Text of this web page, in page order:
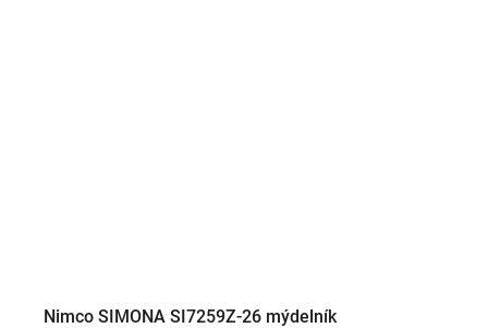
Nimco SIMONA SI7259Z-26 mýdelník